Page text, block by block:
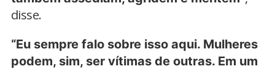
disse.
“Eu sempre falo sobre isso aqui. Mulheres
podem, sim, ser vítimas de outras. Em um